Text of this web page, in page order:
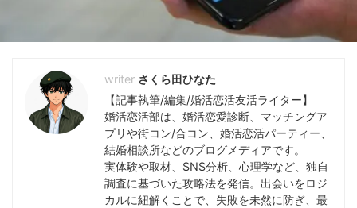
さくら田ひなた
【記事執筆/編集/婚活恋活友活ライター】
婚活恋活部は、婚活恋愛診断、マッチングア
プリや街コン/合コン、婚活恋活パーティー、
結婚相談所などのブログメディアです。
実体験や取材、SNS分析、心理学など、独自
調査に基づいた攻略法を発信。出会いをロジ
カルに紐解くことで、失敗を未然に防ぎ、最